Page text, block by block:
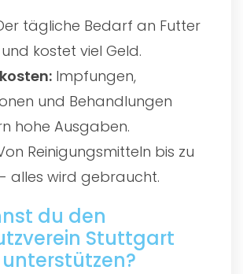
tägliche Bedarf an Futter
kostet viel Geld.
Impfungen,
und Behandlungen
hohe Ausgaben.
Reinigungsmitteln bis zu
alles wird gebraucht.
du den
Stuttgart
unterstützen?